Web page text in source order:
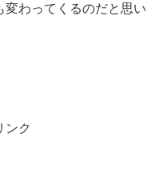
変わってくるのだと思い
ンク